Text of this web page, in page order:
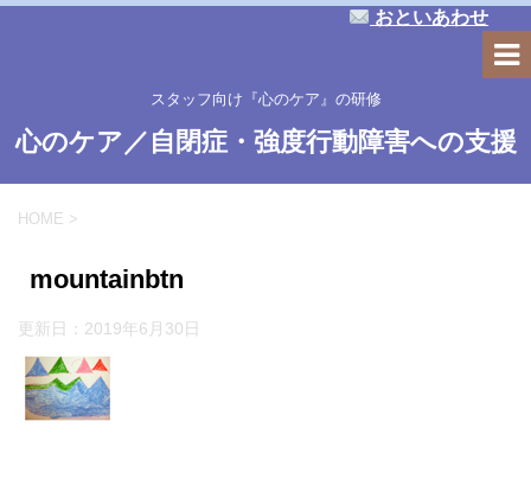
おといあわせ
スタッフ向け『心のケア』の研修
心のケア／自閉症・強度行動障害への支援
HOME >
mountainbtn
更新日： 2019年6月30日